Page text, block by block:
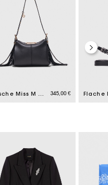
Tasche Miss M Mini mit Goldgriff 345,00 €